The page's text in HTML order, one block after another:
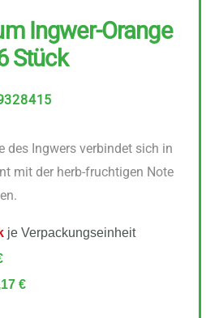
Ingwer-Orange
Stück
des Ingwers verbindet sich in
mit der herb-fruchtigen Note
je Verpackungseinheit
€